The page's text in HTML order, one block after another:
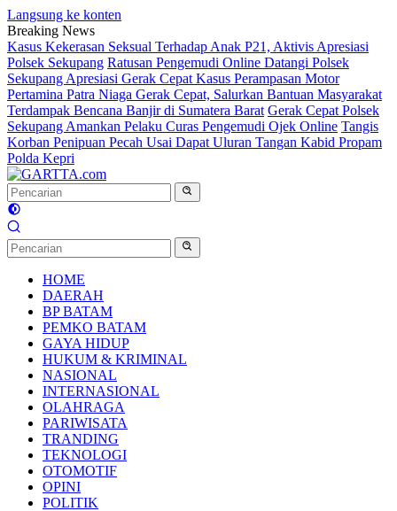
Langsung ke konten
Breaking News
Kasus Kekerasan Seksual Terhadap Anak P21, Aktivis Apresiasi
Polsek Sekupang Ratusan Pengemudi Online Datangi Polsek
Sekupang Apresiasi Gerak Cepat Kasus Perampasan Motor
Pertamina Patra Niaga Gerak Cepat, Salurkan Bantuan Masyarakat
Terdampak Bencana Banjir di Sumatera Barat Gerak Cepat Polsek
Sekupang Amankan Pelaku Curas Pengemudi Ojek Online Tangis
Korban Penipuan Pecah Usai Dapat Uluran Tangan Kabid Propam
Polda Kepri
HOME
DAERAH
BP BATAM
PEMKO BATAM
GAYA HIDUP
HUKUM & KRIMINAL
NASIONAL
INTERNASIONAL
OLAHRAGA
PARIWISATA
TRANDING
TEKNOLOGI
OTOMOTIF
OPINI
POLITIK